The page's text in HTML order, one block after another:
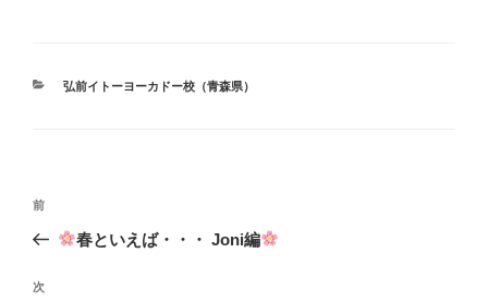
カ
弘前イトーヨーカドー校（青森県）
投
ビ
前
の
稿
前
春といえば・・・ Joni編
次
次